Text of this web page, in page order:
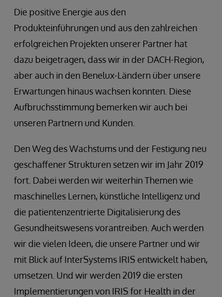
Die positive Energie aus den
Produkteinführungen und aus den zahlreichen
erfolgreichen Projekten unserer Partner hat
dazu beigetragen, dass wir in der DACH-Region,
aber auch in den Benelux-Ländern über unsere
Erwartungen hinaus wachsen konnten. Diese
Aufbruchsstimmung bemerken wir auch bei
unseren Partnern und Kunden.
Den Weg des Wachstums und der Festigung neu
geschaffener Strukturen setzen wir im Jahr 2019
fort. Dabei werden wir weiterhin Themen wie
maschinelles Lernen, künstliche Intelligenz und
die patientenzentrierte Digitalisierung des
Gesundheitswesens vorantreiben. Auch werden
wir die vielen Ideen, die unsere Partner und wir
mit Blick auf InterSystems IRIS entwickelt haben,
umsetzen. Und wir werden 2019 die ersten
Implementierungen von IRIS for Health in der